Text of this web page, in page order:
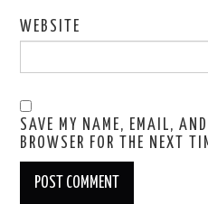
WEBSITE
SAVE MY NAME, EMAIL,
BROWSER FOR THE NEXT